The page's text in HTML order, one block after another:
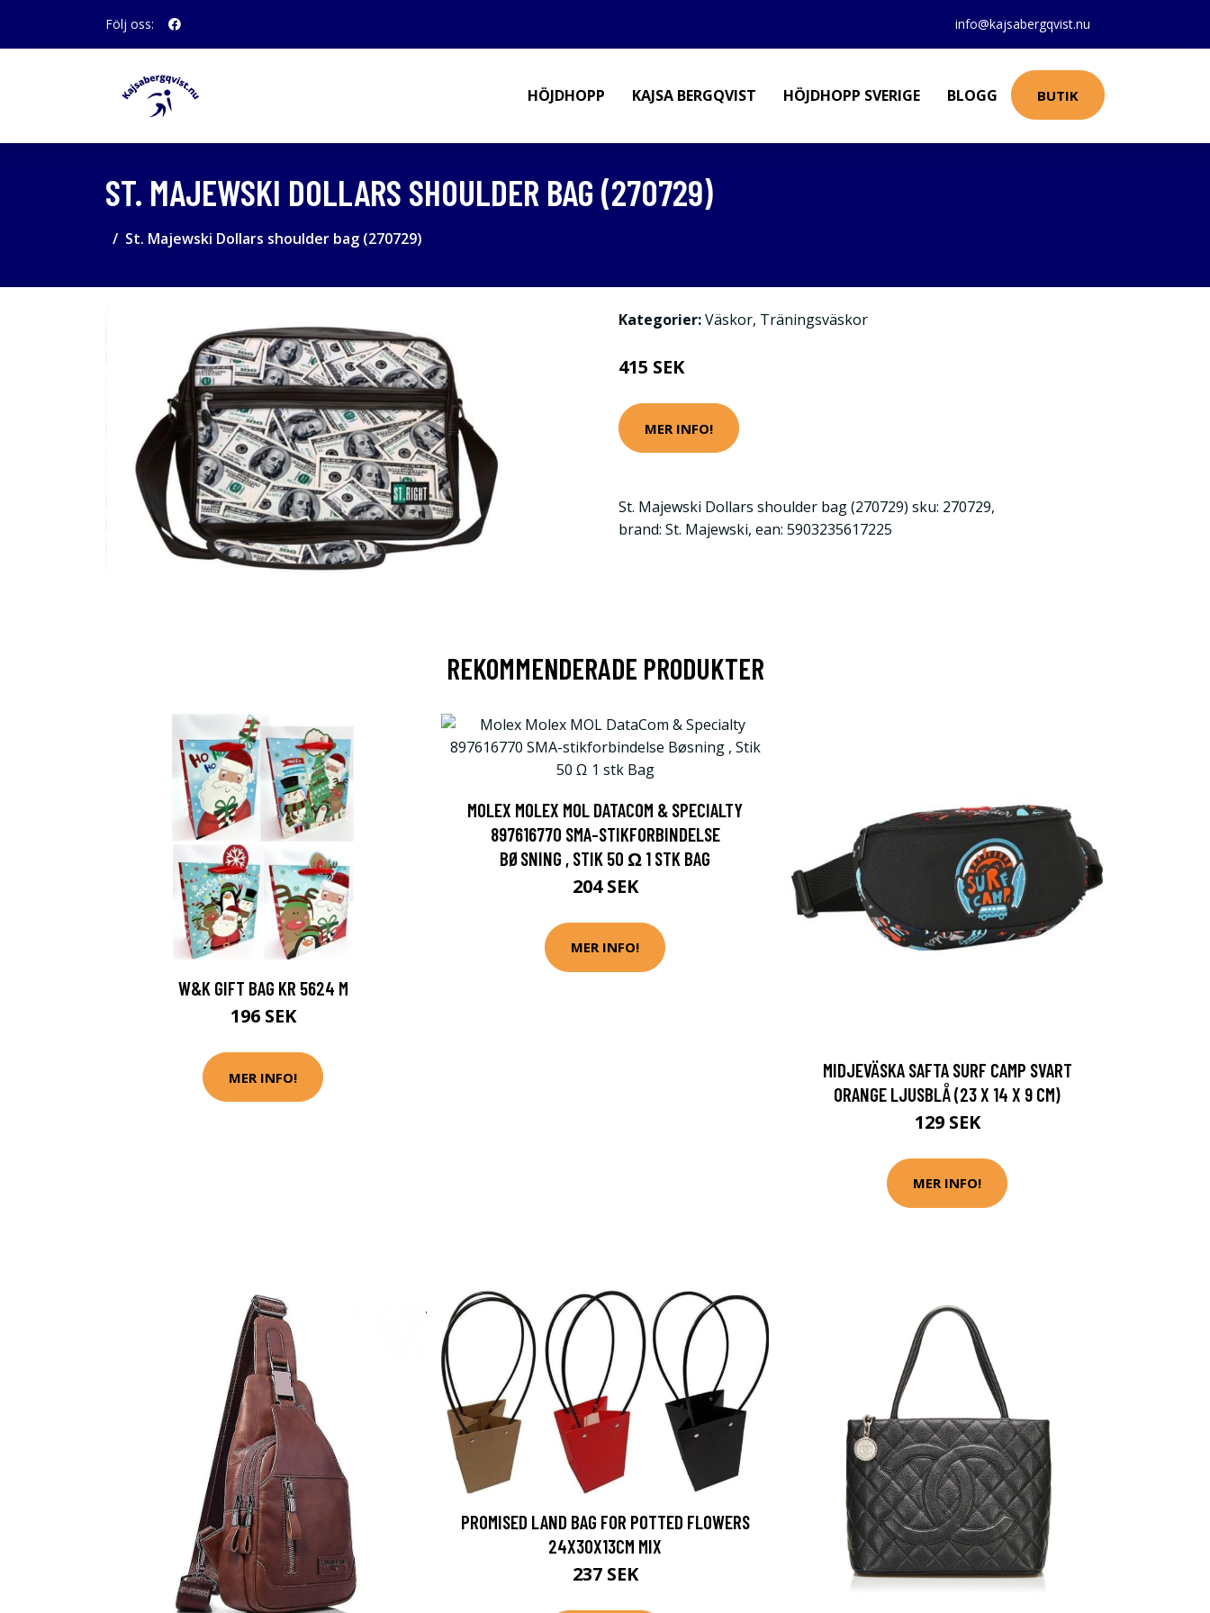
Följ oss: info@kajsabergqvist.nu
HÖJDHOPP KAJSA BERGQVIST HÖJDHOPP SVERIGE BLOGG BUTIK
ST. MAJEWSKI DOLLARS SHOULDER BAG (270729)
St. Majewski Dollars shoulder bag (270729)
Kategorier:Väskor, Träningsväskor
415 SEK
MER INFO!
St. Majewski Dollars shoulder bag (270729) sku: 270729,
brand: St. Majewski, ean: 5903235617225
REKOMMENDERADE PRODUKTER
W&K GIFT BAG KR 5624 M
196 SEK
MER INFO!
MOLEX MOLEX MOL DATACOM & SPECIALTY
897616770 SMA-STIKFORBINDELSE
BØSNING , STIK 50 Ω 1 STK BAG
204 SEK
MER INFO!
MIDJEVÄSKA SAFTA SURF CAMP SVART
ORANGE LJUSBLÅ (23 X 14 X 9 CM)
129 SEK
MER INFO!
PROMISED LAND BAG FOR POTTED FLOWERS
24X30X13CM MIX
237 SEK